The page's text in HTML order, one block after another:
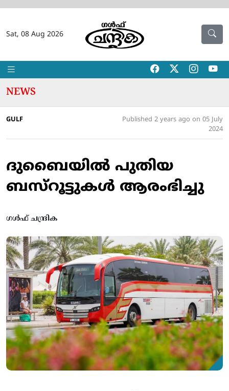
Sat, 08 Aug 2026
NEWS
GULF
Published 2 years ago on 05 July
2024
ദുബൈയില്‍ പുതിയ
ബസ്റൂട്ടുകള്‍ ആരംഭിച്ചു
ഗൾഫ് ചന്ദ്രിക